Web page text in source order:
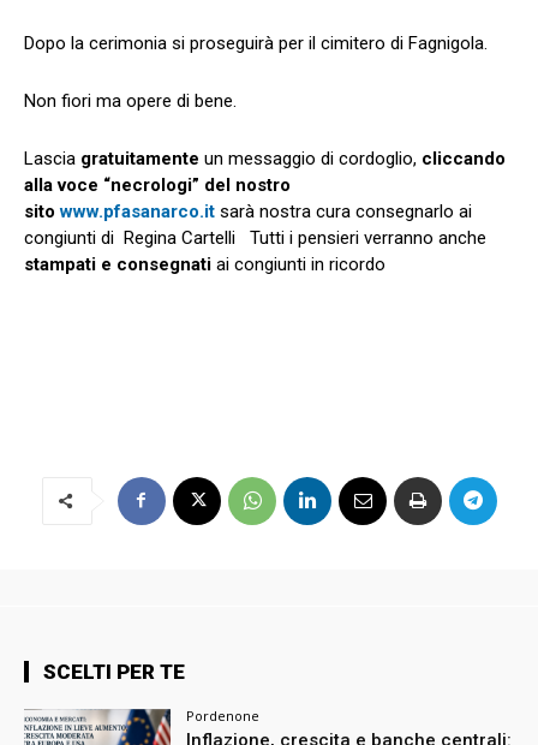
Dopo la cerimonia si proseguirà per il cimitero di Fagnigola.
Non fiori ma opere di bene.
Lascia gratuitamente un messaggio di cordoglio, cliccando
alla voce “necrologi” del nostro
sitowww.pfasanarco.it sarà nostra cura consegnarlo ai
congiunti di Regina Cartelli Tutti i pensieri verranno anche
stampati e consegnati ai congiunti in ricordo
SCELTI PER TE
Pordenone
Inflazione, crescita e banche centrali: